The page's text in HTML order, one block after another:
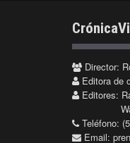
Director:
Editora de
Editores:
Teléfono:
Email: